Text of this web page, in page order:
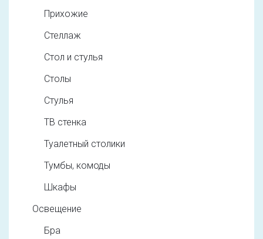
Прихожие
Стеллаж
Стол и стулья
Столы
Стулья
ТВ стенка
Туалетный столики
Тумбы, комоды
Шкафы
Освещение
Бра